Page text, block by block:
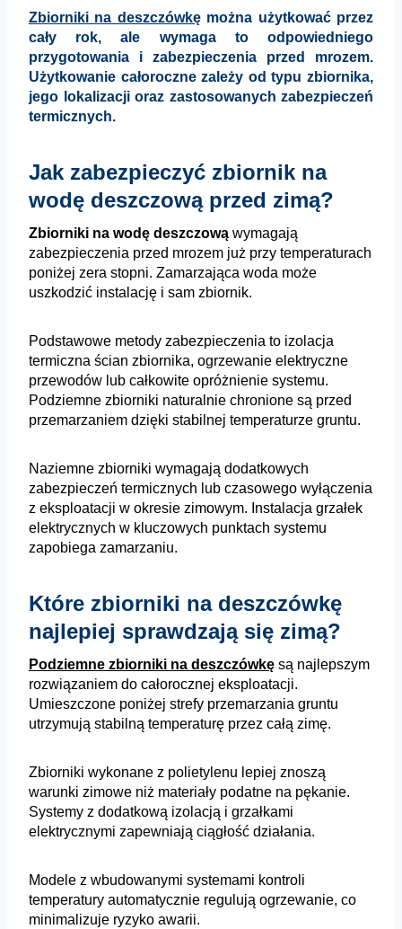
Zbiorniki na deszczówkęmożna użytkować przez
cały rok, ale wymaga to odpowiedniego
przygotowania i zabezpieczenia przed mrozem.
Użytkowanie całoroczne zależy od typu zbiornika,
jego lokalizacji oraz zastosowanych zabezpieczeń
termicznych.
Jak zabezpieczyć zbiornik na
wodę deszczową przed zimą?
Zbiorniki na wodę deszczową wymagają
zabezpieczenia przed mrozem już przy temperaturach
poniżej zera stopni. Zamarzająca woda może
uszkodzić instalację i sam zbiornik.
Podstawowe metody zabezpieczenia to izolacja
termiczna ścian zbiornika, ogrzewanie elektryczne
przewodów lub całkowite opróżnienie systemu.
Podziemne zbiorniki naturalnie chronione są przed
przemarzaniem dzięki stabilnej temperaturze gruntu.
Naziemne zbiorniki wymagają dodatkowych
zabezpieczeń termicznych lub czasowego wyłączenia
z eksploatacji w okresie zimowym. Instalacja grzałek
elektrycznych w kluczowych punktach systemu
zapobiega zamarzaniu.
Które zbiorniki na deszczówkę
najlepiej sprawdzają się zimą?
Podziemne zbiorniki na deszczówkę są najlepszym
rozwiązaniem do całorocznej eksploatacji.
Umieszczone poniżej strefy przemarzania gruntu
utrzymują stabilną temperaturę przez całą zimę.
Zbiorniki wykonane z polietylenu lepiej znoszą
warunki zimowe niż materiały podatne na pękanie.
Systemy z dodatkową izolacją i grzałkami
elektrycznymi zapewniają ciągłość działania.
Modele z wbudowanymi systemami kontroli
temperatury automatycznie regulują ogrzewanie, co
minimalizuje ryzyko awarii.